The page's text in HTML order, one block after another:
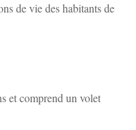
de vie des habitants de
et comprend un volet